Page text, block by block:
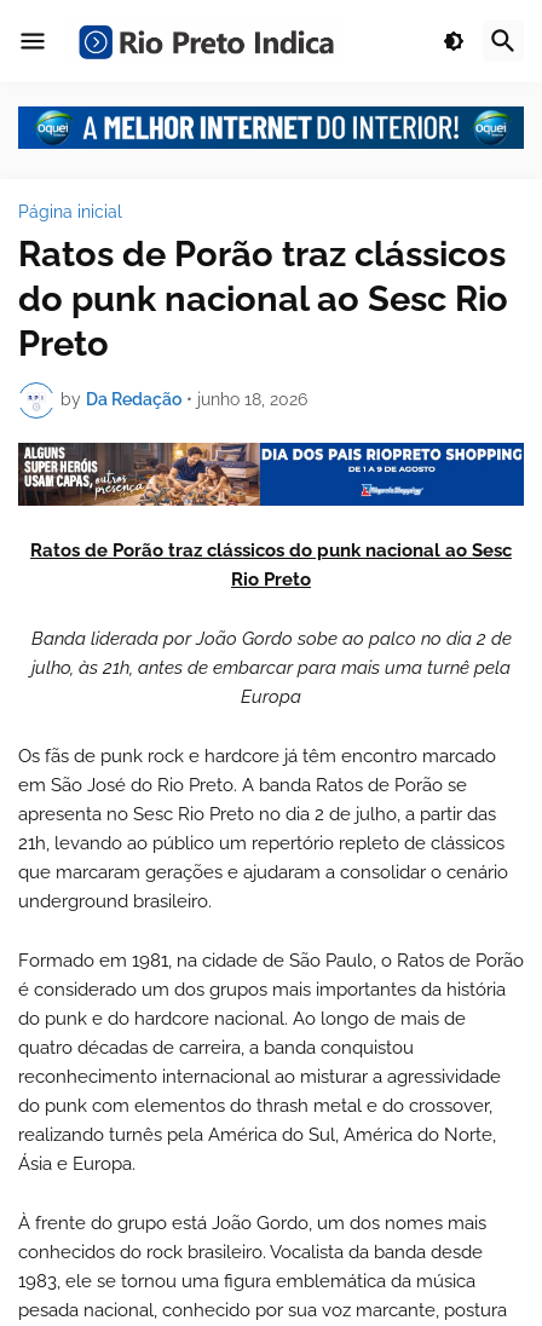
Página inicial
Ratos de Porão traz clássicos
do punk nacional ao Sesc Rio
Preto
by Da Redação • junho 18, 2026
Ratos de Porão traz clássicos do punk nacional ao Sesc
Rio Preto
Banda liderada por João Gordo sobe ao palco no dia 2 de
julho, às 21h, antes de embarcar para mais uma turnê pela
Europa
Os fãs de punk rock e hardcore já têm encontro marcado
em São José do Rio Preto. A banda Ratos de Porão se
apresenta no Sesc Rio Preto no dia 2 de julho, a partir das
21h, levando ao público um repertório repleto de clássicos
que marcaram gerações e ajudaram a consolidar o cenário
underground brasileiro.
Formado em 1981, na cidade de São Paulo, o Ratos de Porão
é considerado um dos grupos mais importantes da história
do punk e do hardcore nacional. Ao longo de mais de
quatro décadas de carreira, a banda conquistou
reconhecimento internacional ao misturar a agressividade
do punk com elementos do thrash metal e do crossover,
realizando turnês pela América do Sul, América do Norte,
Ásia e Europa.
À frente do grupo está João Gordo, um dos nomes mais
conhecidos do rock brasileiro. Vocalista da banda desde
1983, ele se tornou uma figura emblemática da música
pesada nacional, conhecido por sua voz marcante, postura